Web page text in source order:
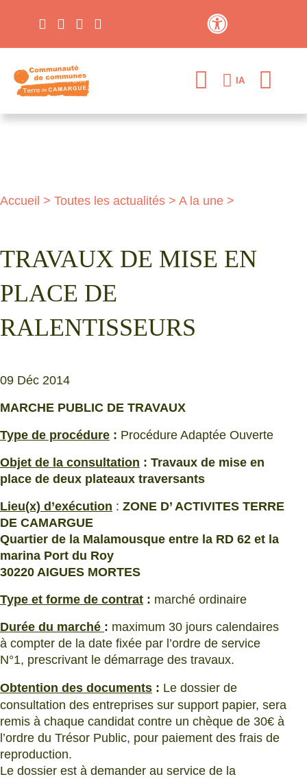
IA
Accueil > Toutes les actualités > A la une >
TRAVAUX DE MISE EN
PLACE DE
RALENTISSEURS
09 Déc 2014
MARCHE PUBLIC DE TRAVAUX
Type de procédure : Procédure Adaptée Ouverte
Objet de la consultation : Travaux de mise en
place de deux plateaux traversants
Lieu(x) d’exécution : ZONE D’ ACTIVITES TERRE
DE CAMARGUE
Quartier de la Malamousque entre la RD 62 et la
marina Port du Roy
30220 AIGUES MORTES
Type et forme de contrat : marché ordinaire
Durée du marché : maximum 30 jours calendaires
à compter de la date fixée par l’ordre de service
N°1, prescrivant le démarrage des travaux.
Obtention des documents : Le dossier de
consultation des entreprises sur support papier, sera
remis à chaque candidat contre un chèque de 30€ à
l’ordre du Trésor Public, pour paiement des frais de
reproduction.
Le dossier est à demander au service de la